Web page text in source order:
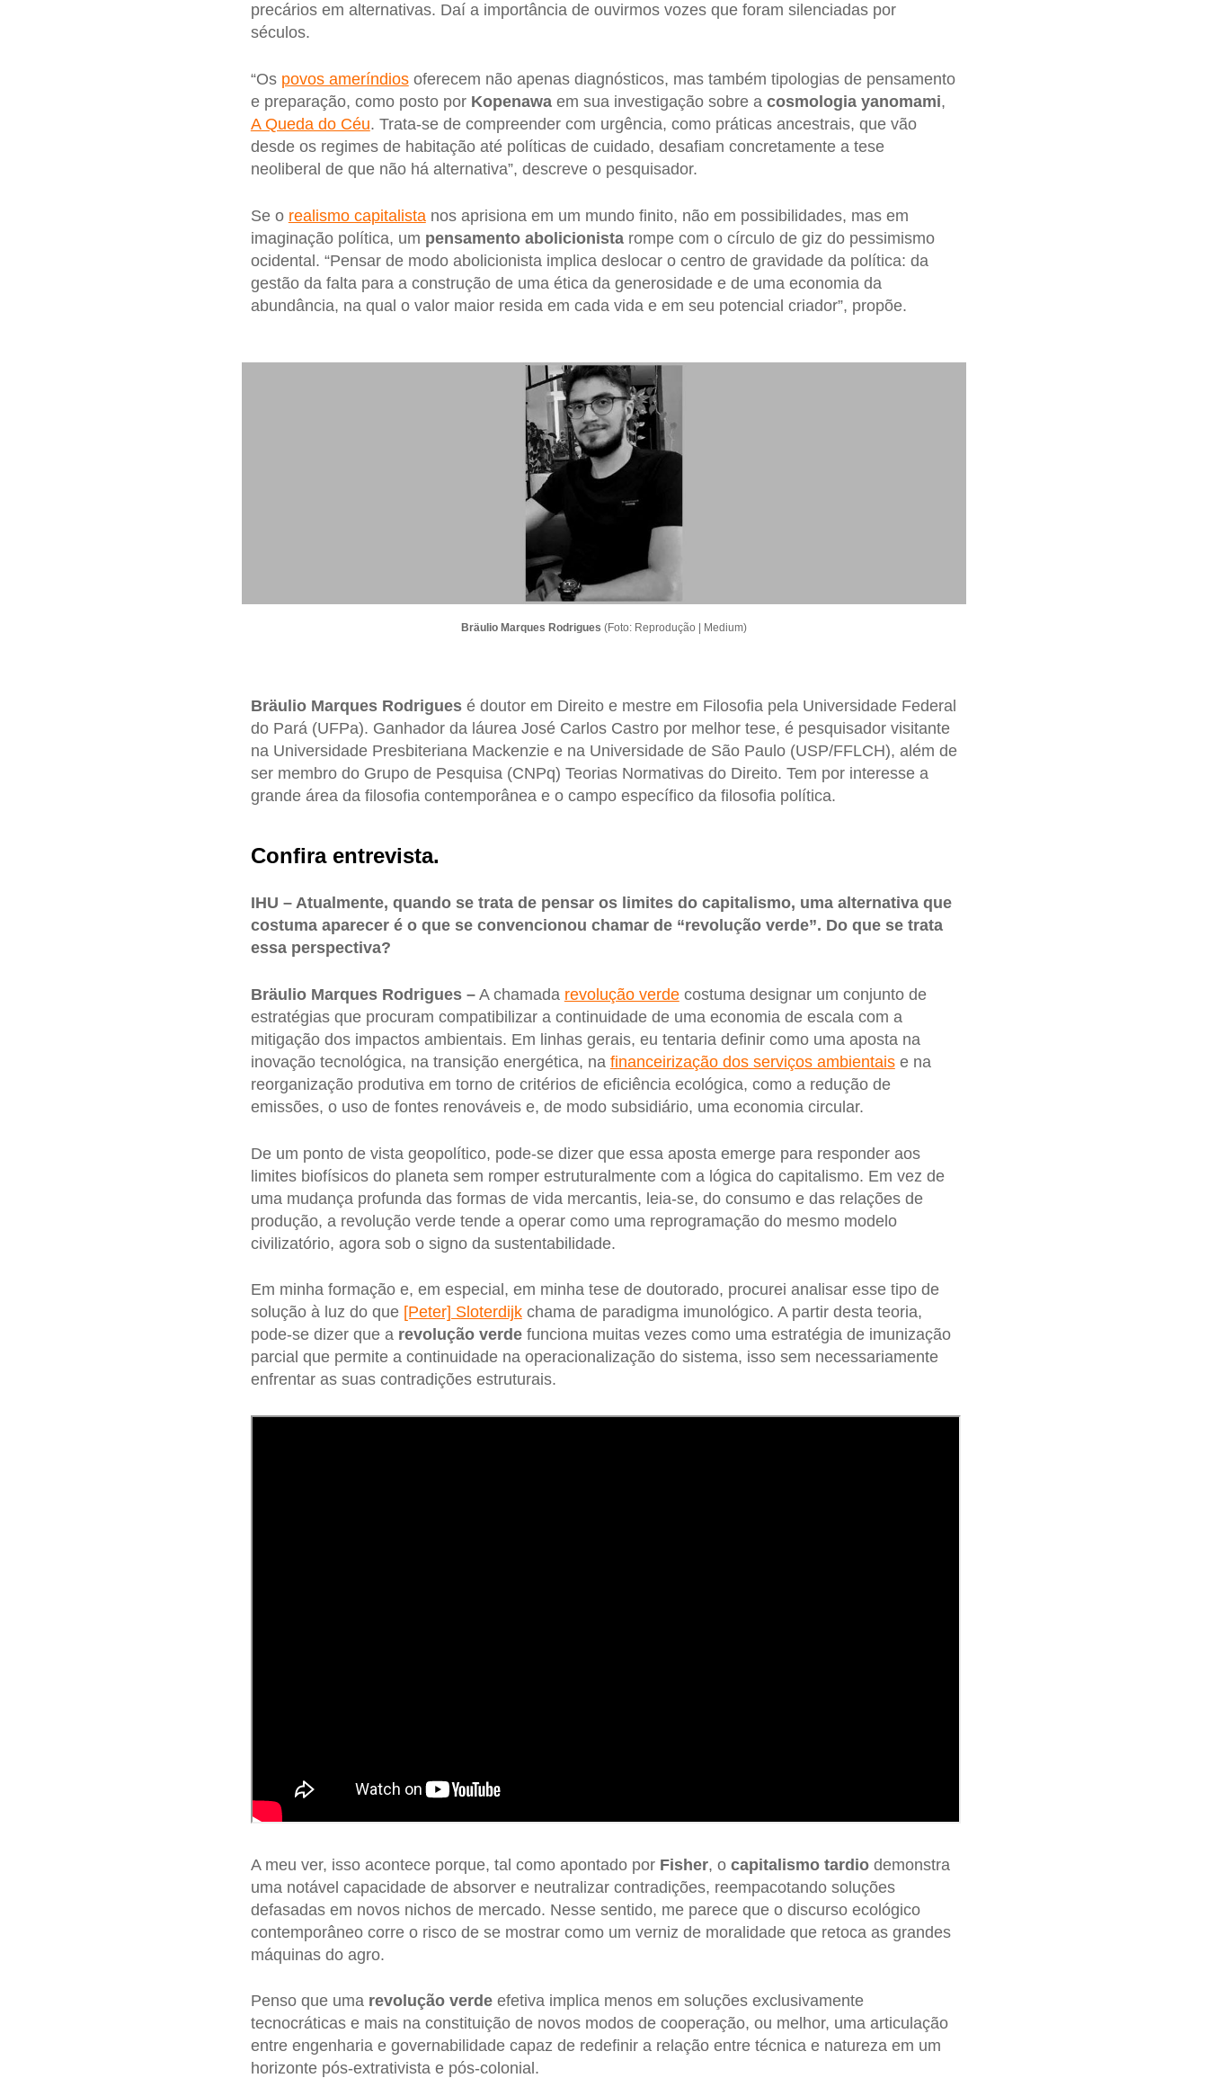
precários em alternativas. Daí a importância de ouvirmos vozes que foram silenciadas por
séculos.
“Os povos ameríndiosoferecem não apenas diagnósticos, mas também tipologias de pensamento
e preparação, como posto por Kopenawaem sua investigação sobre a cosmologia yanomami,
A Queda do Céu. Trata-se de compreender com urgência, como práticas ancestrais, que vão
desde os regimes de habitação até políticas de cuidado, desafiam concretamente a tese
neoliberal de que não há alternativa”, descreve o pesquisador.
Se o realismo capitalistanos aprisiona em um mundo finito, não em possibilidades, mas em
imaginação política, um pensamento abolicionistarompe com o círculo de giz do pessimismo
ocidental. “Pensar de modo abolicionista implica deslocar o centro de gravidade da política: da
gestão da falta para a construção de uma ética da generosidade e de uma economia da
abundância, na qual o valor maior resida em cada vida e em seu potencial criador”, propõe.
Bräulio Marques Rodrigues (Foto: Reprodução | Medium)
Bräulio Marques Rodriguesé doutor em Direito e mestre em Filosofia pela Universidade Federal
do Pará (UFPa). Ganhador da láurea José Carlos Castro por melhor tese, é pesquisador visitante
na Universidade Presbiteriana Mackenzie e na Universidade de São Paulo (USP/FFLCH), além de
ser membro do Grupo de Pesquisa (CNPq) Teorias Normativas do Direito. Tem por interesse a
grande área da filosofia contemporânea e o campo específico da filosofia política.
Confira entrevista.
IHU – Atualmente, quando se trata de pensar os limites do capitalismo, uma alternativa que
costuma aparecer é o que se convencionou chamar de “revolução verde”. Do que se trata
essa perspectiva?
Bräulio Marques Rodrigues –A chamada revolução verdecostuma designar um conjunto de
estratégias que procuram compatibilizar a continuidade de uma economia de escala com a
mitigação dos impactos ambientais. Em linhas gerais, eu tentaria definir como uma aposta na
inovação tecnológica, na transição energética, na financeirização dos serviços ambientaise na
reorganização produtiva em torno de critérios de eficiência ecológica, como a redução de
emissões, o uso de fontes renováveis e, de modo subsidiário, uma economia circular.
De um ponto de vista geopolítico, pode-se dizer que essa aposta emerge para responder aos
limites biofísicos do planeta sem romper estruturalmente com a lógica do capitalismo. Em vez de
uma mudança profunda das formas de vida mercantis, leia-se, do consumo e das relações de
produção, a revolução verde tende a operar como uma reprogramação do mesmo modelo
civilizatório, agora sob o signo da sustentabilidade.
Em minha formação e, em especial, em minha tese de doutorado, procurei analisar esse tipo de
solução à luz do que [Peter] Sloterdijkchama de paradigma imunológico. A partir desta teoria,
pode-se dizer que a revolução verdefunciona muitas vezes como uma estratégia de imunização
parcial que permite a continuidade na operacionalização do sistema, isso sem necessariamente
enfrentar as suas contradições estruturais.
A meu ver, isso acontece porque, tal como apontado por Fisher, o capitalismo tardiodemonstra
uma notável capacidade de absorver e neutralizar contradições, reempacotando soluções
defasadas em novos nichos de mercado. Nesse sentido, me parece que o discurso ecológico
contemporâneo corre o risco de se mostrar como um verniz de moralidade que retoca as grandes
máquinas do agro.
Penso que uma revolução verdeefetiva implica menos em soluções exclusivamente
tecnocráticas e mais na constituição de novos modos de cooperação, ou melhor, uma articulação
entre engenharia e governabilidade capaz de redefinir a relação entre técnica e natureza em um
horizonte pós-extrativista e pós-colonial.